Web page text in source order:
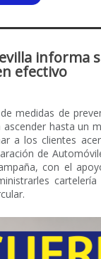
informa
efectivo
medidas de
hasta un
a los clientes
de
con el
.